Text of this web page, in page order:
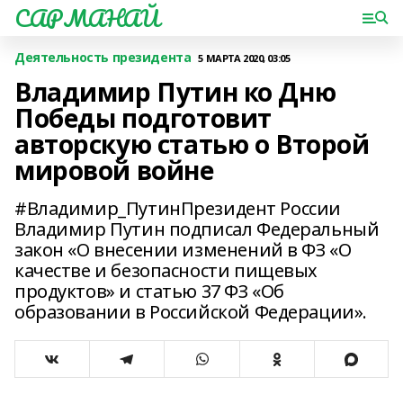
САРМАНАЙ
Деятельность президента 5 МАРТА 2020, 03:05
Владимир Путин ко Дню
Победы подготовит
авторскую статью о Второй
мировой войне
#Владимир_ПутинПрезидент России
Владимир Путин подписал Федеральный
закон «О внесении изменений в ФЗ «О
качестве и безопасности пищевых
продуктов» и статью 37 ФЗ «Об
образовании в Российской Федерации».